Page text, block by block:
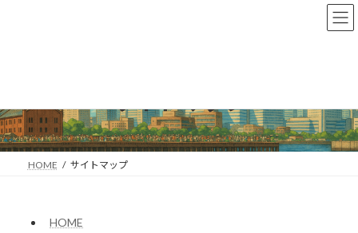
キ
ッ
プ
に
移
動
HOME サイトマップ
HOME